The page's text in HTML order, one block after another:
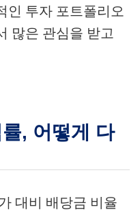
인 투자 포트폴리오
많은 관심을 받고
, 어떻게 다
대비 배당금 비율